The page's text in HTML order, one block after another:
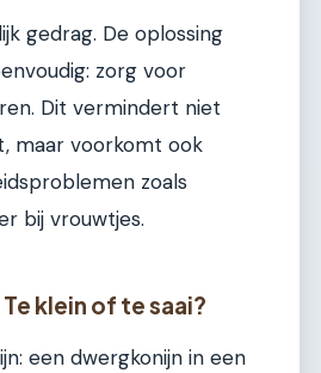
gedrag. De oplossing
zorg voor
Dit vermindert niet
maar voorkomt ook
zoals
bij vrouwtjes.
klein of te saai?
een dwergkonijn in een